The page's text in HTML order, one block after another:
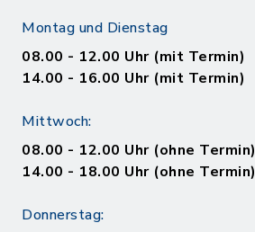
Montag und Dienstag
08.00 - 12.00 Uhr (mit Termin)
14.00 - 16.00 Uhr (mit Termin)
Mittwoch:
08.00 - 12.00 Uhr (ohne Termin)
14.00 - 18.00 Uhr (ohne Termin)
Donnerstag: